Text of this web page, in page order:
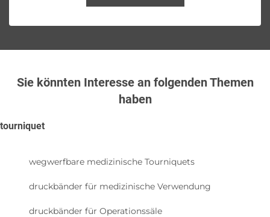
Sie könnten Interesse an folgenden Themen
haben
tourniquet
wegwerfbare medizinische Tourniquets
druckbänder für medizinische Verwendung
druckbänder für Operationssäle